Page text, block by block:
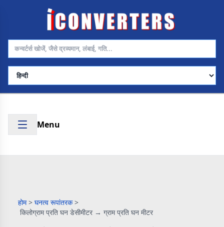
भाषा चुनें
Menu
होम > घनत्व रूपांतरक >
किलोग्राम प्रति घन डेसीमीटर → ग्राम प्रति घन मीटर